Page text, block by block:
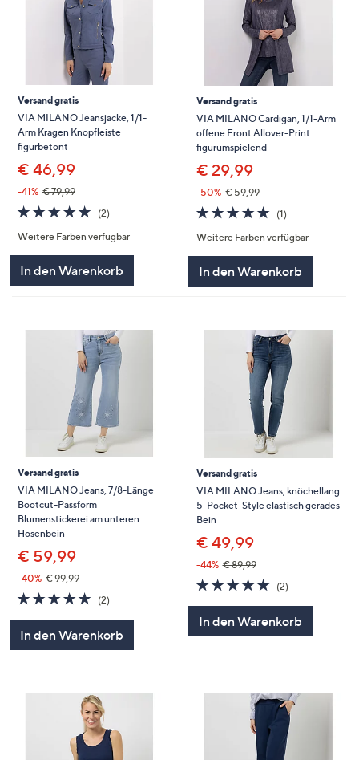
Versand gratis
VIA MILANO Jeansjacke, 1/1-
Arm Kragen Knopfleiste
figurbetont
€ 46,99
-41% € 79,99
5.0
von
5
(2)
Weitere Farben verfügbar
In den Warenkorb
Versand gratis
VIA MILANO Cardigan, 1/1-Arm
offene Front Allover-Print
figurumspielend
€ 29,99
-50% € 59,99
5.0
von
5
(1)
Weitere Farben verfügbar
In den Warenkorb
Versand gratis
VIA MILANO Jeans, 7/8-Länge
Bootcut-Passform
Blumenstickerei am unteren
Hosenbein
€ 59,99
-40% € 99,99
5.0
von
5
(2)
In den Warenkorb
Versand gratis
VIA MILANO Jeans, knöchellang
5-Pocket-Style elastisch gerades
Bein
€ 49,99
-44% € 89,99
5.0
von
5
(2)
In den Warenkorb